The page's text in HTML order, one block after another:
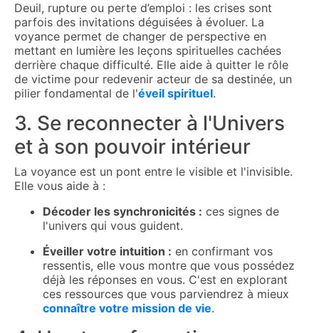
Deuil, rupture ou perte d’emploi : les crises sont
parfois des invitations déguisées à évoluer. La
voyance permet de changer de perspective en
mettant en lumière les leçons spirituelles cachées
derrière chaque difficulté. Elle aide à quitter le rôle
de victime pour redevenir acteur de sa destinée, un
pilier fondamental de l'éveil spirituel.
3. Se reconnecter à l'Univers
et à son pouvoir intérieur
La voyance est un pont entre le visible et l'invisible.
Elle vous aide à :
Décoder les synchronicités : ces signes de
l'univers qui vous guident.
Éveiller votre intuition : en confirmant vos
ressentis, elle vous montre que vous possédez
déjà les réponses en vous. C'est en explorant
ces ressources que vous parviendrez à mieux
connaître votre mission de vie.